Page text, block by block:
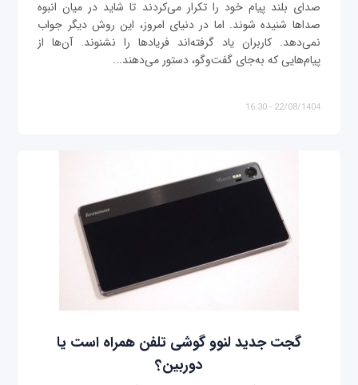
صدای بلند پیام خود را تکرار می‌کردند تا شاید در میان انبوه
صداها شنیده شوند. اما در دنیای امروز، این روش دیگر جواب
نمی‌دهد. کاربران یاد گرفته‌اند فریادها را نشنوند. آن‌ها از
پیام‌هایی که به‌جای گفت‌وگو، دستور می‌دهند...
22/08/1404 - 16:30
گجت جدید لنوو گوشی تلفن همراه است یا
دوربین؟